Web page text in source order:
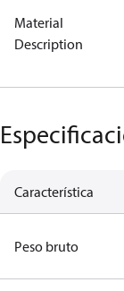
Material
Description
Característica
Peso bruto